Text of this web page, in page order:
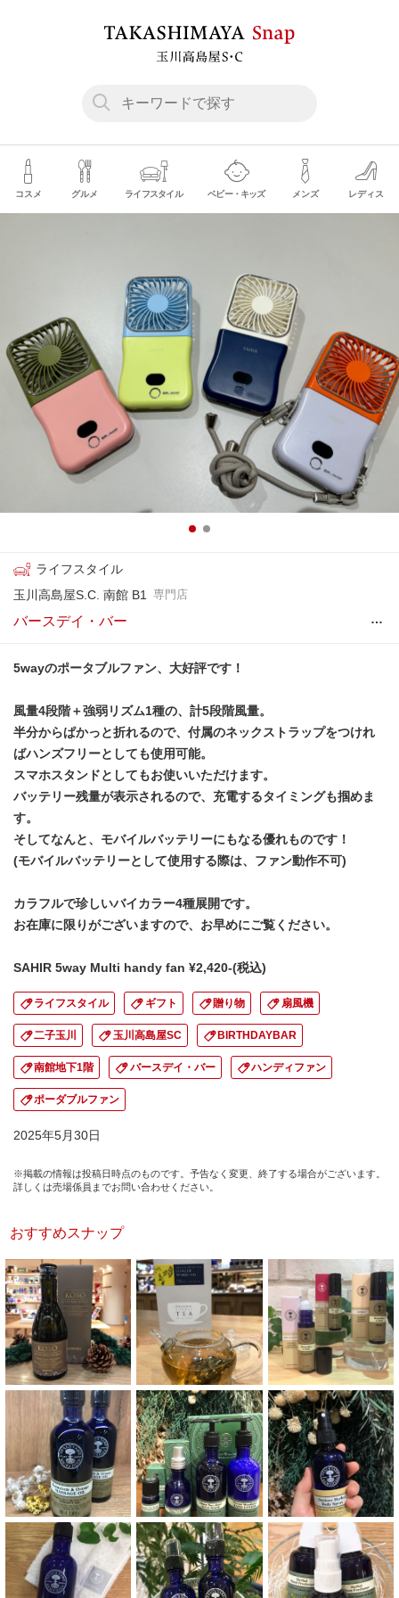
コスメ グルメ ライフスタイル ベビー・キッズ メンズ レディス
ライフスタイル
玉川高島屋S.C. 南館 B1
専門店
バースデイ・バー …
5wayのポータブルファン、大好評です！
風量4段階＋強弱リズム1種の、計5段階風量。
半分からぱかっと折れるので、付属のネックストラップをつけれ
ばハンズフリーとしても使用可能。
スマホスタンドとしてもお使いいただけます。
バッテリー残量が表示されるので、充電するタイミングも掴めま
す。
そしてなんと、モバイルバッテリーにもなる優れものです！
(モバイルバッテリーとして使用する際は、ファン動作不可)
カラフルで珍しいバイカラー4種展開です。
お在庫に限りがございますので、お早めにご覧ください。
SAHIR 5way Multi handy fan ¥2,420-(税込)
ライフスタイル ギフト 贈り物 扇風機
二子玉川 玉川高島屋SC BIRTHDAYBAR
南館地下1階 バースデイ・バー ハンディファン
ポーダブルファン
2025年5月30日
※掲載の情報は投稿日時点のものです。予告なく変更、終了する場合がございます。
詳しくは売場係員までお問い合わせください。
おすすめスナップ